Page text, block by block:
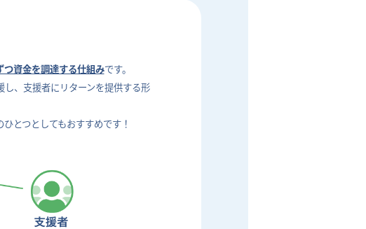
つ資金を調達する仕組みです。
、支援者にリターンを提供する形
ひとつとしてもおすすめです！